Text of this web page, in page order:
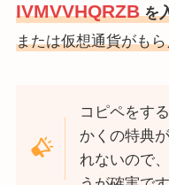
IVMVVHQRZBを
または仮想通貨がも
コピペをす
かくの特典
れないので